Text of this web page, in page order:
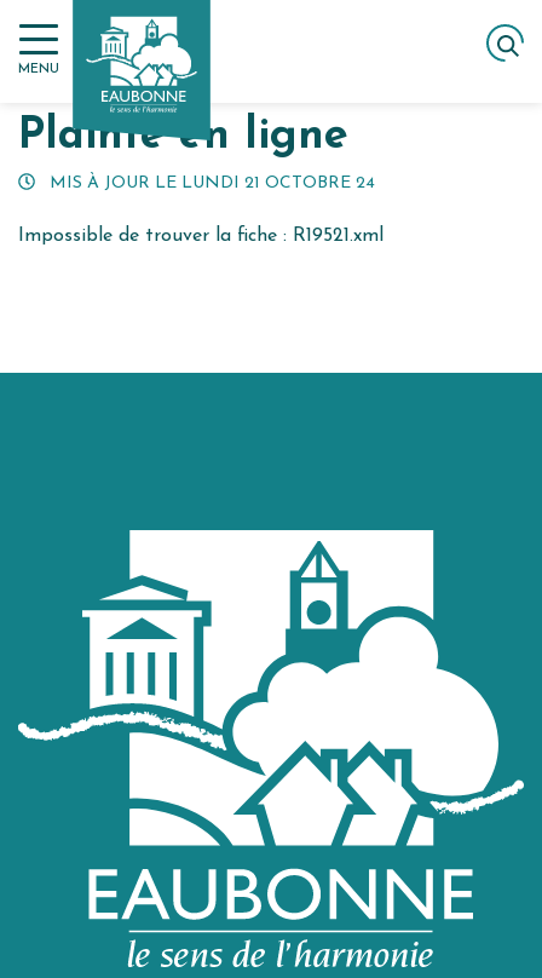
au
contenu
MENU
ACCUEIL MES DÉMARCHES PLAINTE EN LIGNE
Plainte en ligne
MIS À JOUR LE LUNDI 21 OCTOBRE 24
Impossible de trouver la fiche : R19521.xml